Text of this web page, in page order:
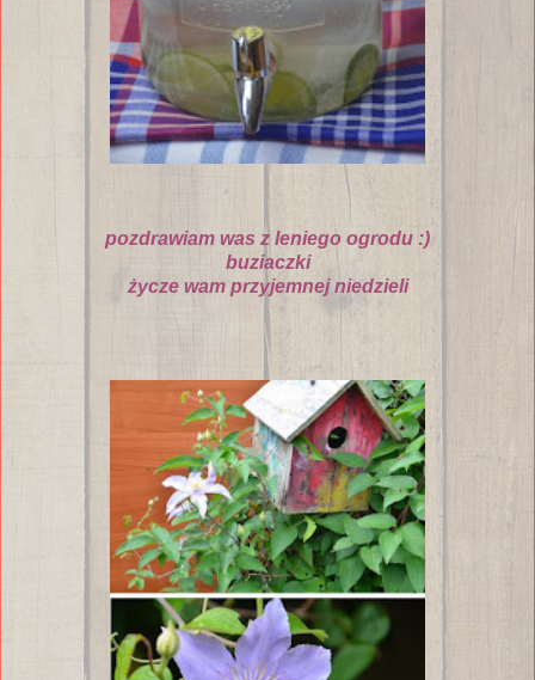
pozdrawiam was z leniego ogrodu :)
buziaczki
życze wam przyjemnej niedzieli